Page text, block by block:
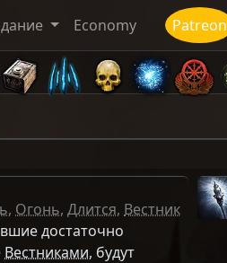
Economy Patreon
, Огонь, Длится, Вестник
достаточно
Вестниками, будут